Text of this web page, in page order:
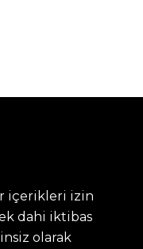
içerikleri izin
dahi iktibas
olarak